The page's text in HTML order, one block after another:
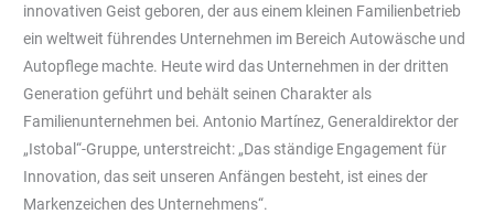
innovativen Geist geboren, der aus einem kleinen Familienbetrieb
ein weltweit führendes Unternehmen im Bereich Autowäsche und
Autopflege machte. Heute wird das Unternehmen in der dritten
Generation geführt und behält seinen Charakter als
Familienunternehmen bei. Antonio Martínez, Generaldirektor der
„Istobal“-Gruppe, unterstreicht: „Das ständige Engagement für
Innovation, das seit unseren Anfängen besteht, ist eines der
Markenzeichen des Unternehmens“.